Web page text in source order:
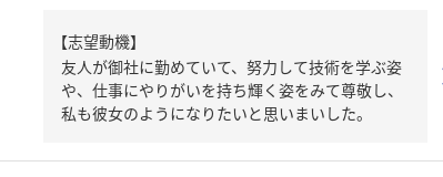
【志望動機】
友人が御社に勤めていて、努力して技術を学ぶ姿
や、仕事にやりがいを持ち輝く姿をみて尊敬し、
私も彼女のようになりたいと思いまいした。